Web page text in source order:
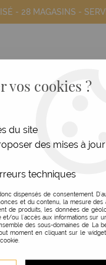
- 28 MAGASINS -
- La
- La Beauté
05.61.34.20.45.
notre site e-
Promos
vos cookies ?
du site
des mises à
techniques
dispensés de consentement.
et du contenu, la mesure des
de produits, les données de
ou l'accès aux informations sur un
des sous-domaines de La
moment en cliquant sur le